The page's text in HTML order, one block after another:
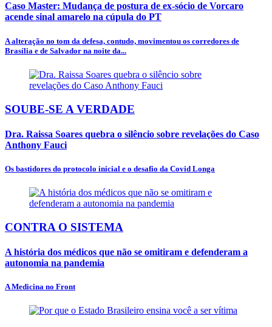
Caso Master: Mudança de postura de ex-sócio de Vorcaro
acende sinal amarelo na cúpula do PT
A alteração no tom da defesa, contudo, movimentou os corredores de
Brasília e de Salvador na noite da...
SOUBE-SE A VERDADE
Dra. Raissa Soares quebra o silêncio sobre revelações do Caso
Anthony Fauci
Os bastidores do protocolo inicial e o desafio da Covid Longa
CONTRA O SISTEMA
A história dos médicos que não se omitiram e defenderam a
autonomia na pandemia
A Medicina no Front